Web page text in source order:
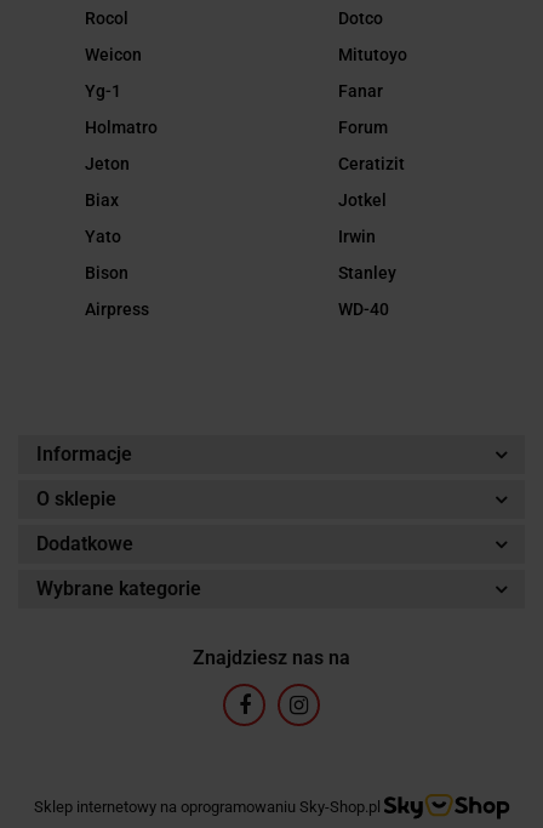
Rocol
Weicon
Yg-1
Holmatro
Jeton
Biax
Yato
Bison
Airpress
Dotco
Mitutoyo
Fanar
Forum
Ceratizit
Jotkel
Irwin
Stanley
WD-40
Informacje
O sklepie
Dodatkowe
Wybrane kategorie
Znajdziesz nas na
Sklep internetowy na oprogramowaniu Sky-Shop.pl